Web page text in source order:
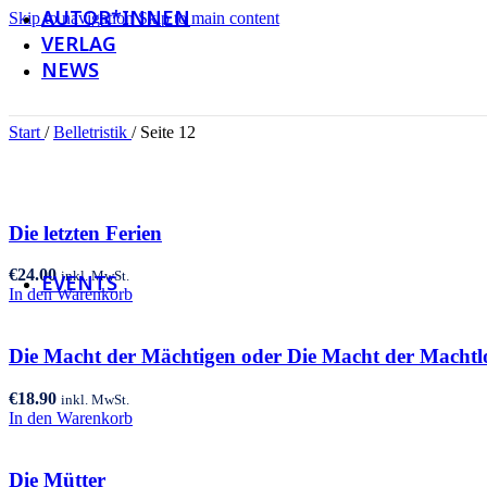
Skip to navigationSkip to main content
AUTOR*INNEN
VERLAG
NEWS
Newsletter
Galerie
EVENTS
Start / Belletristik / Seite 12
Die letzten Ferien
€24.00 inkl. MwSt.
In den Warenkorb
Die Macht der Mächtigen oder Die Macht der
€18.90 inkl. MwSt.
In den Warenkorb
Die Mütter